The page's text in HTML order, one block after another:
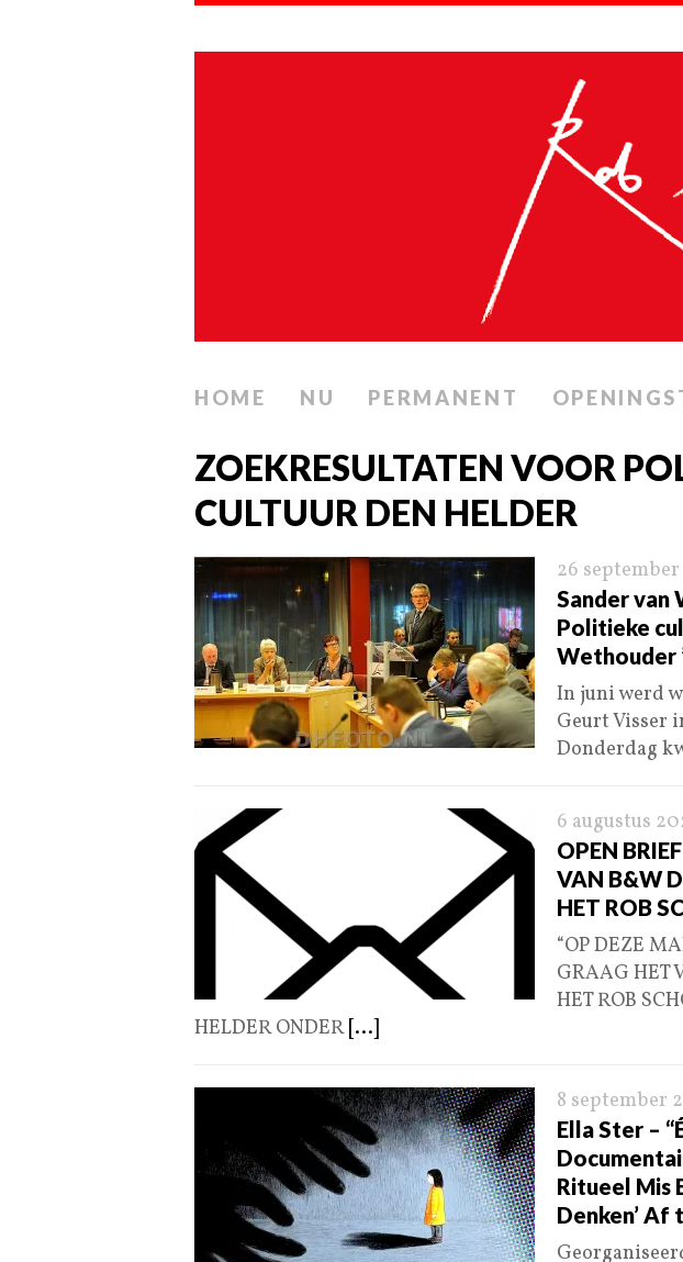
HOME NU PERMANENT
ZOEKRESULTATEN VOOR
CULTUUR DEN HELDER
26 september
Sander van
Politieke
Wethouder
In juni werd
Geurt Visser
Donderdag
6 augustus
OPEN
VAN B&W
HET ROB
“OP DEZE
GRAAG HET
HET ROB
HELDER ONDER [...]
8 september
Ella Ster –
Ritueel Mis
Denken’ Af